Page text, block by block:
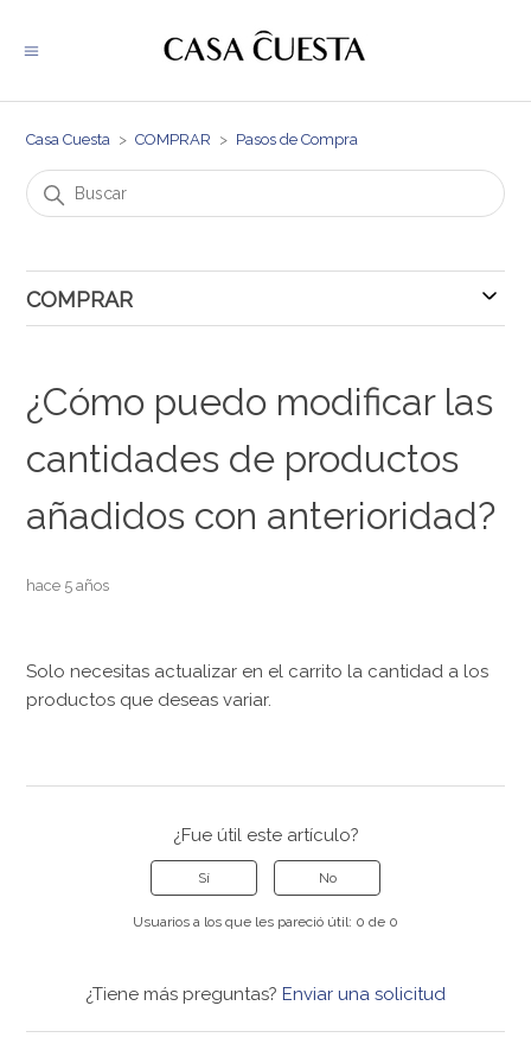
Casa Cuesta COMPRAR Pasos de Compra
COMPRAR
¿Cómo puedo modificar las
cantidades de productos
añadidos con anterioridad?
hace 5 años
Solo necesitas actualizar en el carrito la cantidad a los
productos que deseas variar.
¿Fue útil este artículo?
Sí No
Usuarios a los que les pareció útil: 0 de 0
¿Tiene más preguntas? Enviar una solicitud